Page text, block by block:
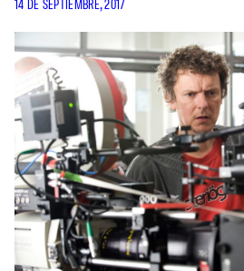
14 DE SEPTIEMBRE, 2017